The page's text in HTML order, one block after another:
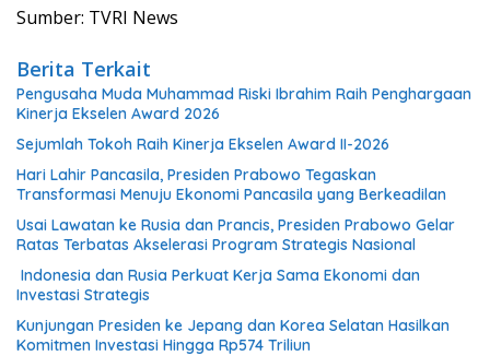
Sumber: TVRI News
Berita Terkait
Pengusaha Muda Muhammad Riski Ibrahim Raih Penghargaan
Kinerja Ekselen Award 2026
Sejumlah Tokoh Raih Kinerja Ekselen Award II-2026
Hari Lahir Pancasila, Presiden Prabowo Tegaskan
Transformasi Menuju Ekonomi Pancasila yang Berkeadilan
Usai Lawatan ke Rusia dan Prancis, Presiden Prabowo Gelar
Ratas Terbatas Akselerasi Program Strategis Nasional
Indonesia dan Rusia Perkuat Kerja Sama Ekonomi dan
Investasi Strategis
Kunjungan Presiden ke Jepang dan Korea Selatan Hasilkan
Komitmen Investasi Hingga Rp574 Triliun